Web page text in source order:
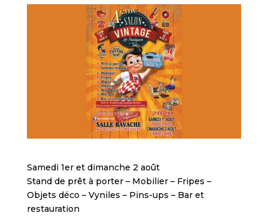
Samedi 1er et dimanche 2 août
Stand de prêt à porter – Mobilier – Fripes –
Objets déco – Vyniles – Pins-ups – Bar et
restauration